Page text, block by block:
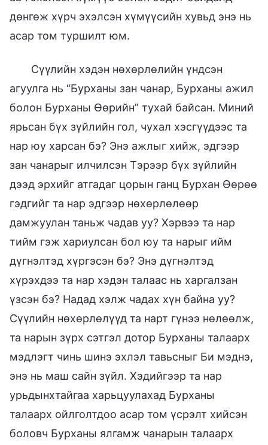
дөнгөж хүрч эхэлсэн хүмүүсийн хувьд энэ нь
асар том туршилт юм.
Сүүлийн хэдэн нөхөрлөлийн үндсэн
агуулга нь “Бурханы зан чанар, Бурханы ажил
болон Бурханы Өөрийн” тухай байсан. Миний
ярьсан бүх зүйлийн гол, чухал хэсгүүдээс та
нар юу харсан бэ? Энэ ажлыг хийж, эдгээр
зан чанарыг илчилсэн Тэрээр бүх зүйлийн
дээд эрхийг атгадаг цорын ганц Бурхан Өөрөө
гэдгийг та нар эдгээр нөхөрлөлөөр
дамжуулан таньж чадав уу? Хэрвээ та нар
тийм гэж хариулсан бол юу та нарыг ийм
дүгнэлтэд хүргэсэн бэ? Энэ дүгнэлтэд
хүрэхдээ та нар хэдэн талаас нь харгалзан
үзсэн бэ? Надад хэлж чадах хүн байна уу?
Сүүлийн нөхөрлөлүүд та нарт гүнээ нөлөөлж,
та нарын зүрх сэтгэл дотор Бурханы талаарх
мэдлэгт чинь шинэ эхлэл тавьсныг Би мэднэ,
энэ нь маш сайн зүйл. Хэдийгээр та нар
урьдынхтайгаа харьцуулахад Бурханы
талаарх ойлголтдоо асар том үсрэлт хийсэн
боловч Бурханы ялгамж чанарын талаарх